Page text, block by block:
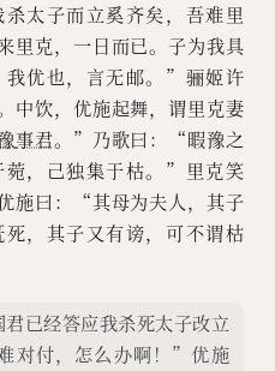
太子而立奚齐矣，吾难里
克，一日而已。子为我具
我优也，言无邮。”骊姬许
中饮，优施起舞，谓里克妻
事君。”乃歌曰：“暇豫之
菀，己独集于枯。”里克笑
施曰：“其母为夫人，其子
，其子又有谤，可不谓枯
已经答应我杀死太子改立
对付，怎么办啊！”优施